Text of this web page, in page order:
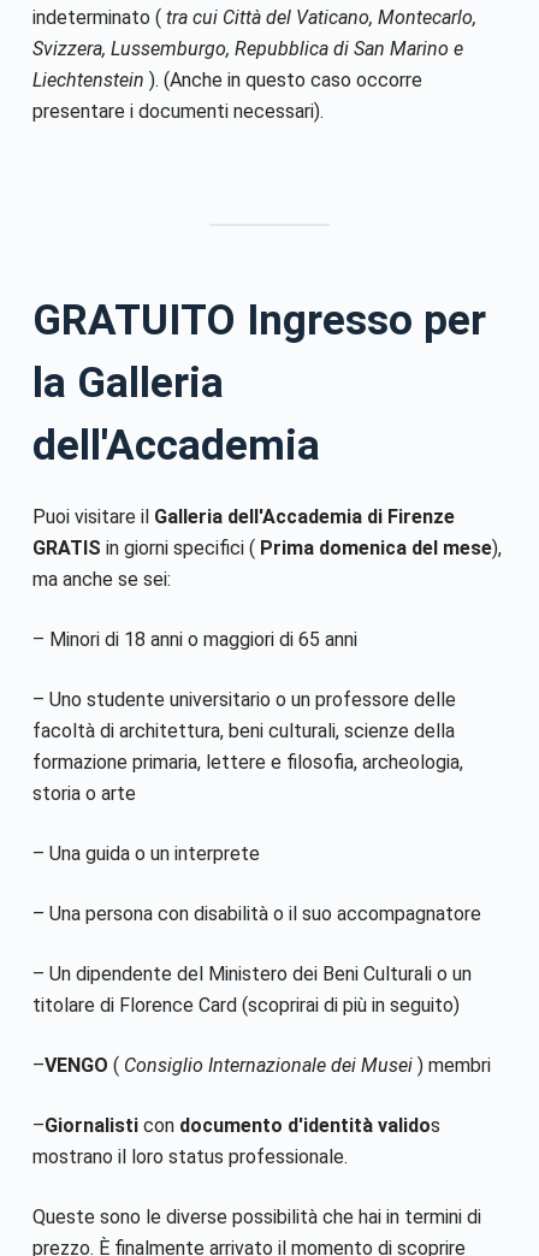
indeterminato ( tra cui Città del Vaticano, Montecarlo,
Svizzera, Lussemburgo, Repubblica di San Marino e
Liechtenstein ). (Anche in questo caso occorre
presentare i documenti necessari).
GRATUITO Ingresso per
la Galleria
dell'Accademia
Puoi visitare il Galleria dell'Accademia di Firenze
GRATIS in giorni specifici ( Prima domenica del mese),
ma anche se sei:
– Minori di 18 anni o maggiori di 65 anni
– Uno studente universitario o un professore delle
facoltà di architettura, beni culturali, scienze della
formazione primaria, lettere e filosofia, archeologia,
storia o arte
– Una guida o un interprete
– Una persona con disabilità o il suo accompagnatore
– Un dipendente del Ministero dei Beni Culturali o un
titolare di Florence Card (scoprirai di più in seguito)
–VENGO ( Consiglio Internazionale dei Musei) membri
–Giornalisticon documento d'identità validos
mostrano il loro status professionale.
Queste sono le diverse possibilità che hai in termini di
prezzo. È finalmente arrivato il momento di scoprire